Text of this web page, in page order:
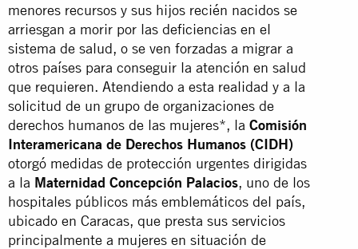
menores recursos y sus hijos recién nacidos se
arriesgan a morir por las deficiencias en el
sistema de salud, o se ven forzadas a migrar a
otros países para conseguir la atención en salud
que requieren. Atendiendo a esta realidad y a la
solicitud de un grupo de organizaciones de
derechos humanos de las mujeres*, la Comisión
Interamericana de Derechos Humanos (CIDH)
otorgó medidas de protección urgentes dirigidas
a la Maternidad Concepción Palacios, uno de los
hospitales públicos más emblemáticos del país,
ubicado en Caracas, que presta sus servicios
principalmente a mujeres en situación de